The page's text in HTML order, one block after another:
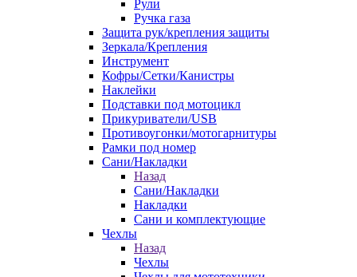
Рули
Ручка газа
Защита рук/крепления защиты
Зеркала/Крепления
Инструмент
Кофры/Сетки/Канистры
Наклейки
Подставки под мотоцикл
Прикуриватели/USB
Противоугонки/мотогарнитуры
Рамки под номер
Сани/Накладки
Назад
Сани/Накладки
Накладки
Сани и комплектующие
Чехлы
Назад
Чехлы